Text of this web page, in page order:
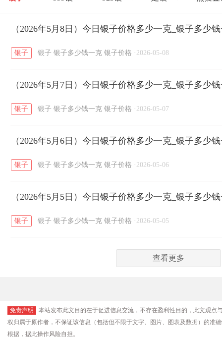
开国纪念币 大清银币 / 长城币 / 老
菜百 周生生 周大生
六福 / 金至尊 / 潮宏基 / 亚一金店
（2026年5月8日）今日银子价格多少一克_银子多少
银子 银子 银子多少钱一克 银子价格 · 2026-05-08
（2026年5月7日）今日银子价格多少一克_银子多少
银子 银子 银子多少钱一克 银子价格 · 2026-05-07
（2026年5月6日）今日银子价格多少一克_银子多少
银子 银子 银子多少钱一克 银子价格 · 2026-05-06
（2026年5月5日）今日银子价格多少一克_银子多少
银子 银子 银子多少钱一克 银子价格 · 2026-05-05
查看更多
免责声明
本站发布此文目的在于促进信息交流，不存在盈利性目的，此文观
权归属于原作者，不保证该信息（包括但不限于文字、图片、图表及数据）的准
根据，据此操作风险自担。